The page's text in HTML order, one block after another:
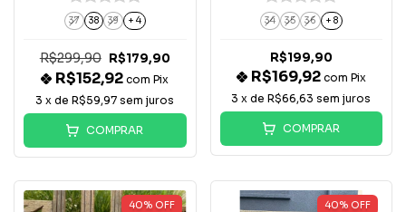
37 38 39 + 4
R$299,90 R$179,90
R$152,92com Pix
3 x deR$59,97 sem juros
COMPRAR
34 35 36 + 8
R$199,90
R$169,92 com Pix
3 x deR$66,63 sem juros
COMPRAR
40% OFF 40% OFF